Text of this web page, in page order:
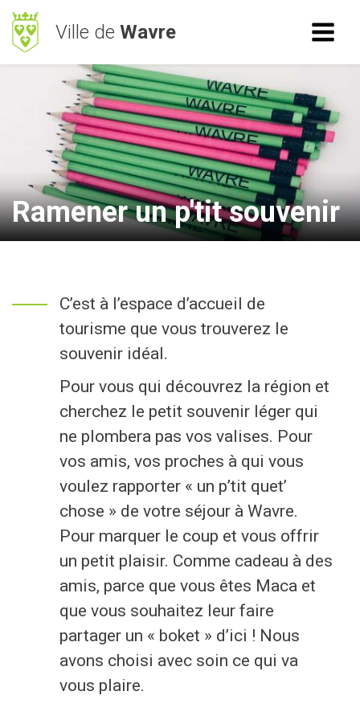
Ville de Wavre
RECHERCHE
ACCÈS RAPIDE
Mes démarches
BetterStreet
Déchets
Horaires
Vie Communale
Vivre à Wavre
Economie
Culture et loisirs
Je suis
Association
Aîné
Commerçant
En situation de handicap
Investisseur
Je trouve
Mes démarches en ligne
Services communaux
Agenda
Enquêtes publiques
Ramener un p'tit souvenir
C’est à l’espace d’accueil de
tourisme que vous trouverez le
souvenir idéal.
Pour vous qui découvrez la région et
cherchez le petit souvenir léger qui
ne plombera pas vos valises. Pour
vos amis, vos proches à qui vous
voulez rapporter « un p’tit quet’
chose » de votre séjour à Wavre.
Pour marquer le coup et vous offrir
un petit plaisir. Comme cadeau à des
amis, parce que vous êtes Maca et
que vous souhaitez leur faire
partager un « boket » d’ici ! Nous
avons choisi avec soin ce qui va
vous plaire.